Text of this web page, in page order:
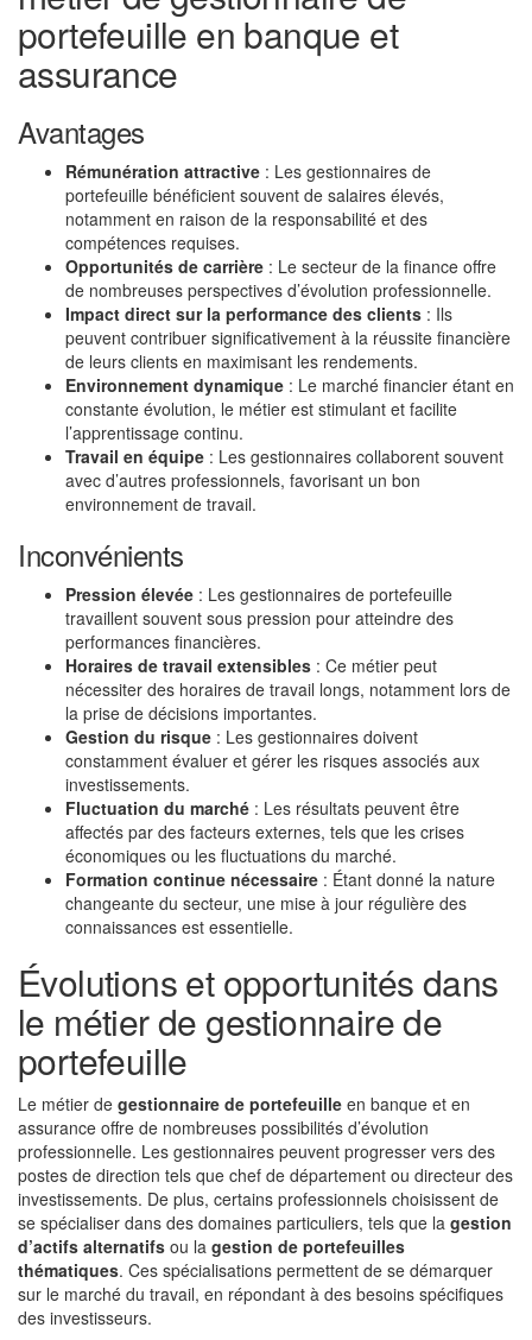
portefeuille en banque et
assurance
Avantages
Rémunération attractive : Les gestionnaires de
portefeuille bénéficient souvent de salaires élevés,
notamment en raison de la responsabilité et des
compétences requises.
Opportunités de carrière : Le secteur de la finance offre
de nombreuses perspectives d’évolution professionnelle.
Impact direct sur la performance des clients : Ils
peuvent contribuer significativement à la réussite financière
de leurs clients en maximisant les rendements.
Environnement dynamique : Le marché financier étant en
constante évolution, le métier est stimulant et facilite
l’apprentissage continu.
Travail en équipe : Les gestionnaires collaborent souvent
avec d’autres professionnels, favorisant un bon
environnement de travail.
Inconvénients
Pression élevée : Les gestionnaires de portefeuille
travaillent souvent sous pression pour atteindre des
performances financières.
Horaires de travail extensibles : Ce métier peut
nécessiter des horaires de travail longs, notamment lors de
la prise de décisions importantes.
Gestion du risque : Les gestionnaires doivent
constamment évaluer et gérer les risques associés aux
investissements.
Fluctuation du marché : Les résultats peuvent être
affectés par des facteurs externes, tels que les crises
économiques ou les fluctuations du marché.
Formation continue nécessaire : Étant donné la nature
changeante du secteur, une mise à jour régulière des
connaissances est essentielle.
Évolutions et opportunités dans
le métier de gestionnaire de
portefeuille
Le métier de gestionnaire de portefeuille en banque et en
assurance offre de nombreuses possibilités d’évolution
professionnelle. Les gestionnaires peuvent progresser vers des
postes de direction tels que chef de département ou directeur des
investissements. De plus, certains professionnels choisissent de
se spécialiser dans des domaines particuliers, tels que la gestion
d’actifs alternatifs ou la gestion de portefeuilles
thématiques. Ces spécialisations permettent de se démarquer
sur le marché du travail, en répondant à des besoins spécifiques
des investisseurs.